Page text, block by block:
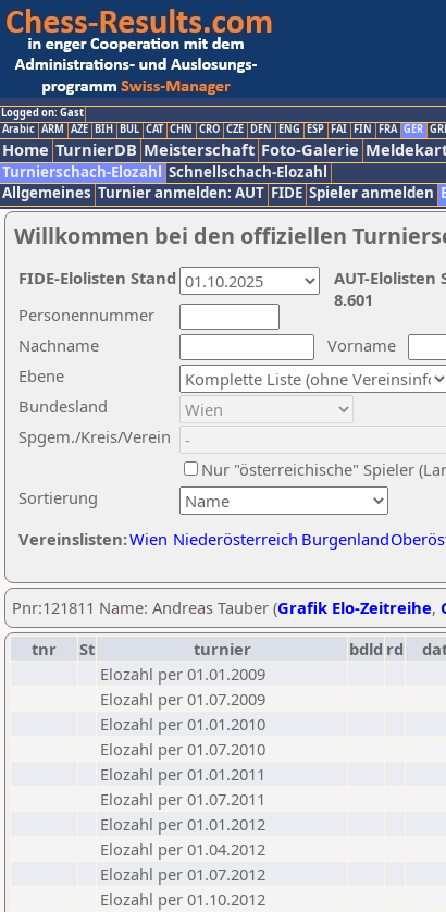
Logged on: Gast
Arabic ARM AZE BIH BUL CAT CHN CRO CZE DEN ENG ESP FAI FIN FRA GER
Home TurnierDB Meisterschaft Foto-Galerie
Turnierschach-Elozahl Schnellschach-Elozahl
Allgemeines Turnier anmelden: AUT FIDE Spieler anmelden
Willkommen bei den offiziellen
Nachname
Vorname
Ebene
Sortierung
Personennummer
Bundesland
Spgem./Kreis/Verein
Nur "österreichische" Spieler
Vereinslisten:Wien Niederösterreich Burgenland
AUT-Elolisten
8.601
FIDE-Elolisten Stand
Pnr:121811 Name: Andreas Tauber (Grafik Elo-Zeitreihe,
tnr
St turnier bdld rd
Elozahl per 01.01.2009
Elozahl per 01.07.2009
Elozahl per 01.01.2010
Elozahl per 01.07.2010
Elozahl per 01.01.2011
Elozahl per 01.07.2011
Elozahl per 01.01.2012
Elozahl per 01.04.2012
Elozahl per 01.07.2012
Elozahl per 01.10.2012